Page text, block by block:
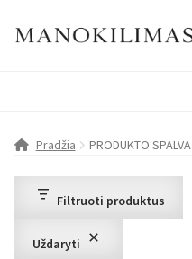
D.U.K.
Pradžia PRODUKTO SPALVA
Filtruoti produktus
Uždaryti